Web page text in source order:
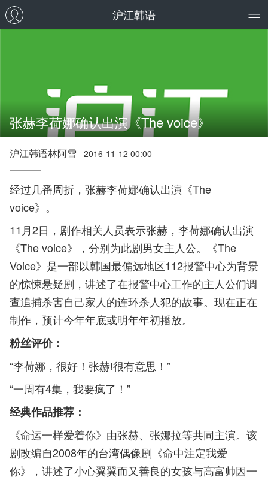
沪江韩语
张赫李荷娜确认出演《The voice》
沪江韩语林阿雪 2016-11-12 00:00
经过几番周折，张赫李荷娜确认出演《The
voice》。
11月2日，剧作相关人员表示张赫，李荷娜确认出演
《The voice》，分别为此剧男女主人公。《The
Voice》是一部以韩国最偏远地区112报警中心为背景
的惊悚悬疑剧，讲述了在报警中心工作的主人公们调
查追捕杀害自己家人的连环杀人犯的故事。现在正在
制作，预计今年年底或明年年初播放。
粉丝评价：
“李荷娜，很好！张赫!很有意思！”
“一周有4集，我要疯了！”
经典作品推荐：
《命运一样爱着你》由张赫、张娜拉等共同主演。该
剧改编自2008年的台湾偶像剧《命中注定我爱
你》，讲述了小心翼翼而又善良的女孩与高富帅因一